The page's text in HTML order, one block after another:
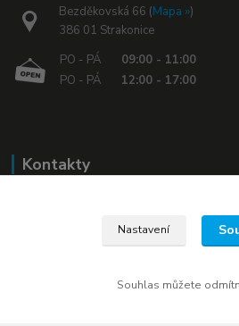
Bezděkovská 66 (Mapa »)
386 01 Strakonice
PO - PÁ
09:00 - 11:00
PO - PÁ
12:00 - 17:00
Kontakty
bikefactory@email.cz
Nastavení
Souhlas můžete